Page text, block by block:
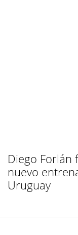
Diego Forlán
nuevo
Uruguay